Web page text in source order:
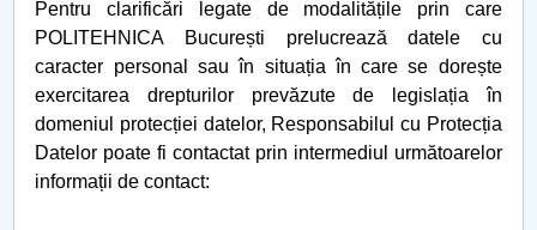
Pentru clarificări legate de modalitățile prin care
POLITEHNICA București prelucrează datele cu
caracter personal sau în situația în care se dorește
exercitarea drepturilor prevăzute de legislația în
domeniul protecției datelor, Responsabilul cu Protecția
Datelor poate fi contactat prin intermediul următoarelor
informații de contact: